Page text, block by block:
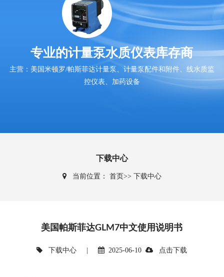
g
t
专业的计量泵水质仪表库存商
主营：美国米顿罗/帕斯菲达计量泵、计量泵配件和附件、线水质监
控仪表、加药设备
下载中心
当前位置： 首页>> 下载中心
美国帕斯菲达GLM7中文使用说明书
下载中心 | 2025-06-10 点击下载